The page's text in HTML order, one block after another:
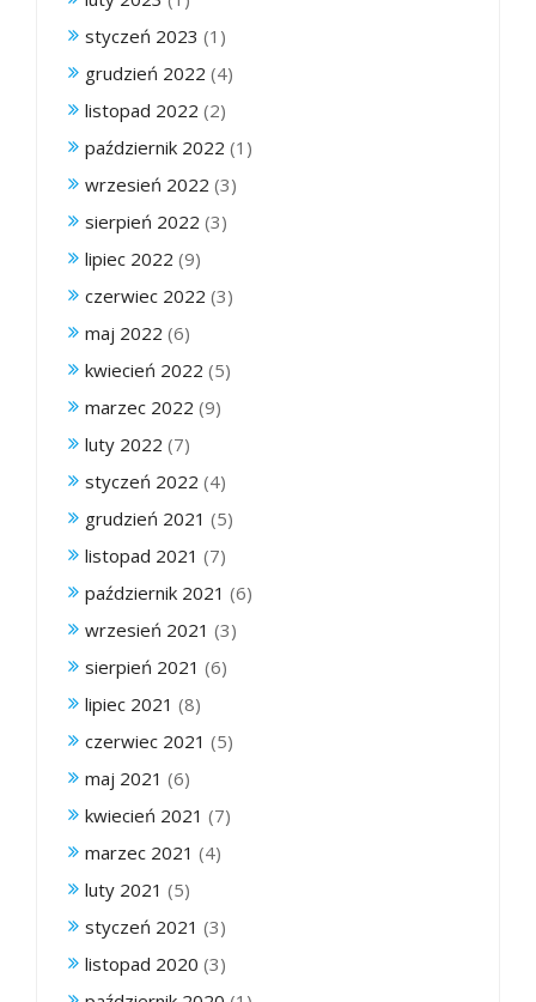
styczeń 2023 (1)
grudzień 2022 (4)
listopad 2022 (2)
październik 2022 (1)
wrzesień 2022 (3)
sierpień 2022 (3)
lipiec 2022 (9)
czerwiec 2022 (3)
maj 2022 (6)
kwiecień 2022 (5)
marzec 2022 (9)
luty 2022 (7)
styczeń 2022 (4)
grudzień 2021 (5)
listopad 2021 (7)
październik 2021 (6)
wrzesień 2021 (3)
sierpień 2021 (6)
lipiec 2021 (8)
czerwiec 2021 (5)
maj 2021 (6)
kwiecień 2021 (7)
marzec 2021 (4)
luty 2021 (5)
styczeń 2021 (3)
listopad 2020 (3)